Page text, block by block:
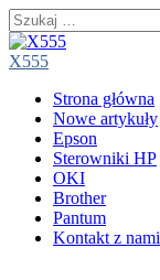
Szukaj:
X555
Main
menu
Skip
content
Strona główna
Nowe artykuły
Epson
Sterowniki HP
OKI
Brother
Pantum
Kontakt z nami